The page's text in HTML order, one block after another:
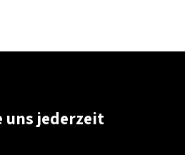
uns jederzeit